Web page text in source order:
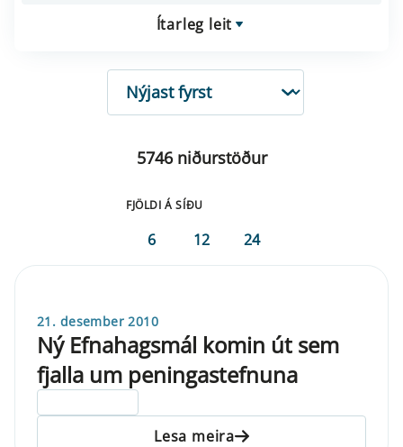
Ítarleg leit
RÖÐUN
5746 niðurstöður
FJÖLDI Á SÍÐU
6 12 24
21. desember 2010
Ný Efnahagsmál komin út sem
fjalla um peningastefnuna
Lesa meira